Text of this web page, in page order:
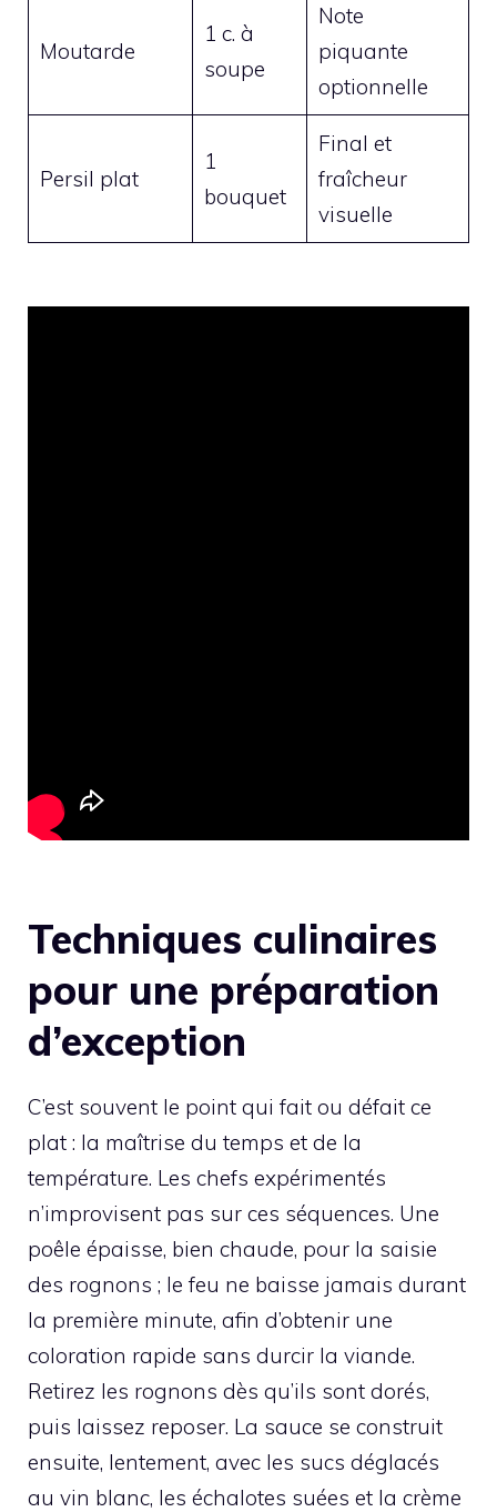
Moutarde
1 c. à
soupe
Note
piquante
optionnelle
Persil plat
1
bouquet
Final et
fraîcheur
visuelle
Techniques culinaires
pour une préparation
d’exception
C’est souvent le point qui fait ou défait ce
plat : la maîtrise du temps et de la
température. Les chefs expérimentés
n’improvisent pas sur ces séquences. Une
poêle épaisse, bien chaude, pour la saisie
des rognons ; le feu ne baisse jamais durant
la première minute, afin d’obtenir une
coloration rapide sans durcir la viande.
Retirez les rognons dès qu’ils sont dorés,
puis laissez reposer. La sauce se construit
ensuite, lentement, avec les sucs déglacés
au vin blanc, les échalotes suées et la crème